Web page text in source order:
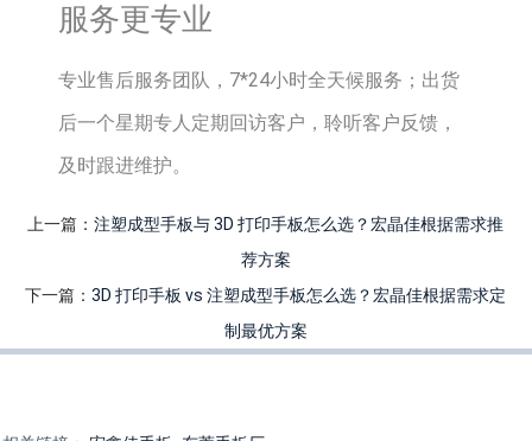
服务更专业
专业售后服务团队，7*24小时全天候服务；出货
后一个星期专人定期回访客户，聆听客户反馈，
及时跟进维护。
上一篇：注塑成型手板与 3D 打印手板怎么选？宏晶佳根据需求推
荐方案
下一篇：3D 打印手板 vs 注塑成型手板怎么选？宏晶佳根据需求定
制最优方案